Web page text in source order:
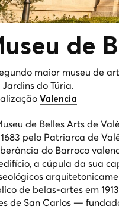
de
maior museu de
Jardins do Túria.
Valencia
de Belles Arts de
pelo Patriarca de
do Barroco
a cúpula da sua
de belas-artes em
de San Carlos —